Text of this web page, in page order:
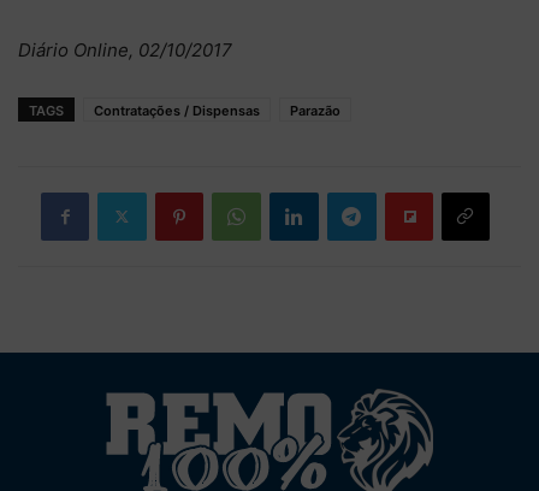
Diário Online, 02/10/2017
TAGS Contratações / Dispensas Parazão